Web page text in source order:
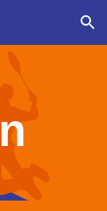
Skip to navigation